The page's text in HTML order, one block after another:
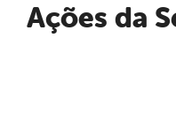
Ações da